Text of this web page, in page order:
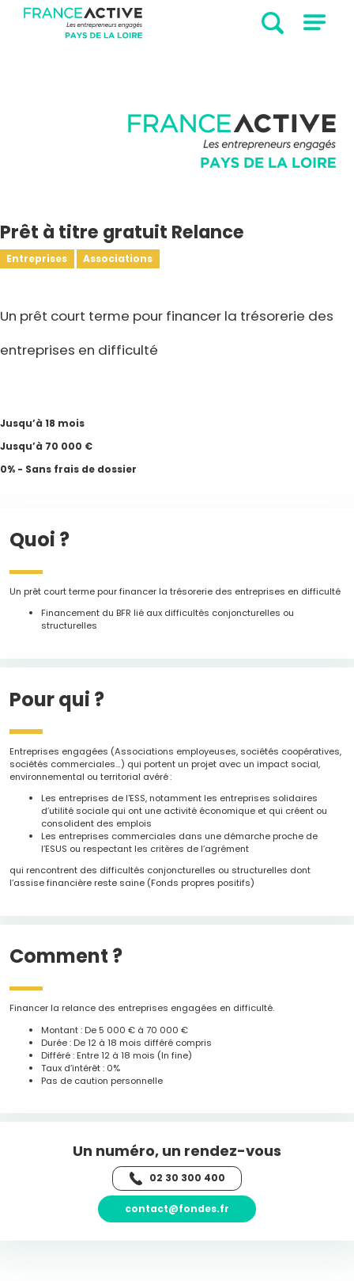
Prêt à titre gratuit Relance
Entreprises Associations
Un prêt court terme pour financer la trésorerie des
entreprises en difficulté
Jusqu’à 18 mois
Jusqu’à 70 000 €
0% - Sans frais de dossier
Quoi ?
Un prêt court terme pour financer la trésorerie des entreprises en difficulté
Financement du BFR lié aux difficultés conjoncturelles ou
structurelles
Pour qui ?
Entreprises engagées (Associations employeuses, sociétés coopératives,
sociétés commerciales…) qui portent un projet avec un impact social,
environnemental ou territorial avéré :
Les entreprises de l'ESS, notamment les entreprises solidaires
d’utilité sociale qui ont une activité économique et qui créent ou
consolident des emplois
Les entreprises commerciales dans une démarche proche de
l’ESUS ou respectant les critères de l’agrément
qui rencontrent des difficultés conjoncturelles ou structurelles dont
l’assise financière reste saine (Fonds propres positifs)
Comment ?
Financer la relance des entreprises engagées en difficulté.
Montant : De 5 000 € à 70 000 €
Durée : De 12 à 18 mois différé compris
Différé : Entre 12 à 18 mois (In fine)
Taux d’intérêt : 0%
Pas de caution personnelle
Un numéro, un rendez-vous
02 30 300 400
contact@fondes.fr